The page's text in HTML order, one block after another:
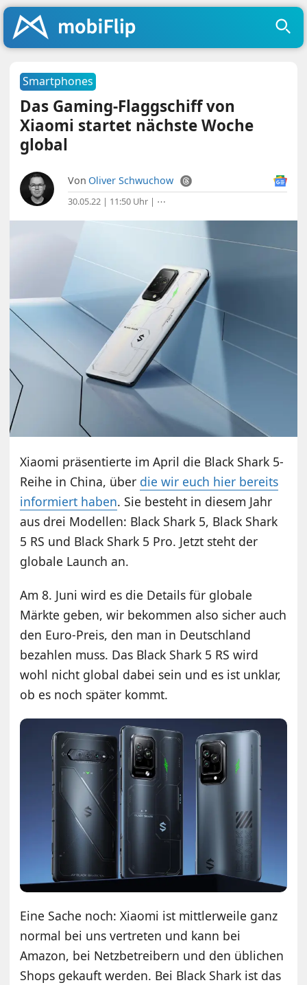
Smartphones
Das Gaming-Flaggschiff von
Xiaomi startet nächste Woche
global
Von Oliver Schwuchow
30.05.22 | 11:50 Uhr | ⋯
Xiaomi präsentierte im April die Black Shark 5-
Reihe in China, über die wir euch hier bereits
informiert haben. Sie besteht in diesem Jahr
aus drei Modellen: Black Shark 5, Black Shark
5 RS und Black Shark 5 Pro. Jetzt steht der
globale Launch an.
Am 8. Juni wird es die Details für globale
Märkte geben, wir bekommen also sicher auch
den Euro-Preis, den man in Deutschland
bezahlen muss. Das Black Shark 5 RS wird
wohl nicht global dabei sein und es ist unklar,
ob es noch später kommt.
Eine Sache noch: Xiaomi ist mittlerweile ganz
normal bei uns vertreten und kann bei
Amazon, bei Netzbetreibern und den üblichen
Shops gekauft werden. Bei Black Shark ist das